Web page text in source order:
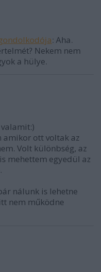
: Aha.
Nekem nem
a hülye.
amikor ott voltak az
Volt különbség, az
mehettem egyedül az
nálunk is lehetne
nem működne